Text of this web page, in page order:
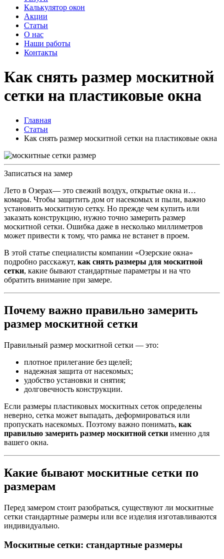
Калькулятор окон
Акции
Статьи
О нас
Наши работы
Контакты
Как снять размер москитной
сетки на пластиковые окна
Главная
Статьи
Как снять размер москитной сетки на пластиковые окна
Записаться на замер
Лето в Озерах— это свежий воздух, открытые окна и…
комары. Чтобы защитить дом от насекомых и пыли, важно
установить москитную сетку. Но прежде чем купить или
заказать конструкцию, нужно точно замерить размер
москитной сетки. Ошибка даже в несколько миллиметров
может привести к тому, что рамка не встанет в проем.
В этой статье специалисты компании «Озерские окна»
подробно расскажут, как снять размеры для москитной
сетки, какие бывают стандартные параметры и на что
обратить внимание при замере.
Почему важно правильно замерить
размер москитной сетки
Правильный размер москитной сетки — это:
плотное прилегание без щелей;
надежная защита от насекомых;
удобство установки и снятия;
долговечность конструкции.
Если размеры пластиковых москитных сеток определены
неверно, сетка может выпадать, деформироваться или
пропускать насекомых. Поэтому важно понимать, как
правильно замерить размер москитной сетки именно для
вашего окна.
Какие бывают москитные сетки по
размерам
Перед замером стоит разобраться, существуют ли москитные
сетки стандартные размеры или все изделия изготавливаются
индивидуально.
Москитные сетки: стандартные размеры